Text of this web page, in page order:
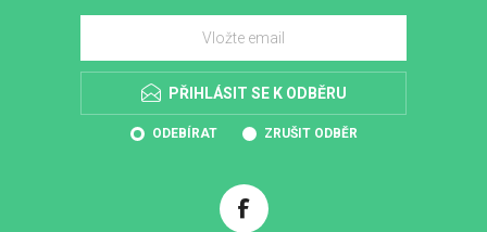
PŘIHLÁSIT SE K ODBĚRU
ODEBÍRAT ZRUŠIT ODBĚR